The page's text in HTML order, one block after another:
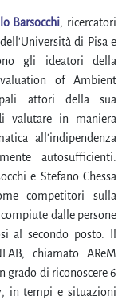
Barsocchi, ricercatori
di Pisa e
gli ideatori della
of Ambient
attori della sua
valutare in maniera
all'indipendenza
autosufficienti.
e Stefano Chessa
competitori sulla
dalle persone
al secondo posto. Il
chiamato AReM
grado di riconoscere 6
in tempi e situazioni